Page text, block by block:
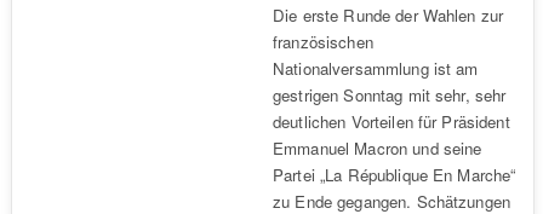
Die erste Runde der Wahlen zur
französischen
Nationalversammlung ist am
gestrigen Sonntag mit sehr, sehr
deutlichen Vorteilen für Präsident
Emmanuel Macron und seine
Partei „La République En Marche“
zu Ende gegangen. Schätzungen